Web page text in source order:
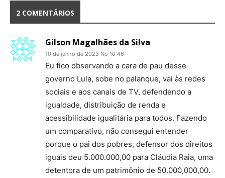
2 COMENTÁRIOS
Gilson Magalhães da Silva
10 de junho de 2023 No 10:46
Eu fico observando a cara de pau desse
governo Lula, sobe no palanque, vai às redes
sociais e aos canais de TV, defendendo a
igualdade, distribuição de renda e
acessibilidade igualitária para todos. Fazendo
um comparativo, não consegui entender
porque o pai dos pobres, defensor dos direitos
iguais deu 5.000.000,00 para Cláudia Raia, uma
detentora de um patrimônio de 50.000,000,00.